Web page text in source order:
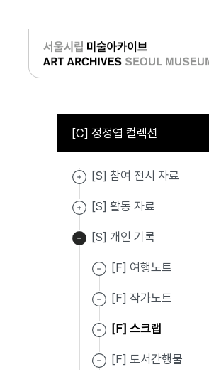
로그인
[C] 정정엽 컬렉션
[S] 참여 전시 자료
[S] 활동 자료
[S] 개인 기록
[F] 여행노트
[F] 작가노트
[F] 스크랩
[F] 도서간행물